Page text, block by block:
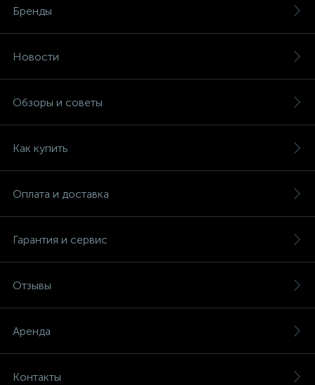
Бренды
Новости
Обзоры и советы
Как купить
Оплата и доставка
Гарантия и сервис
Отзывы
Аренда
Контакты